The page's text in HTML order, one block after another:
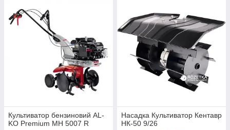
Культиватор бензиновий AL-
KO Premium МН 5007 R
Насадка Культиватор Кентавр
НК-50 9/26